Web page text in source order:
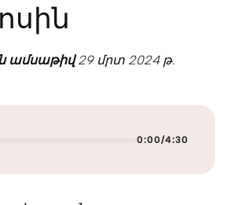
ամսաթիվ29 մրտ 2024 թ.
0:00/4:30